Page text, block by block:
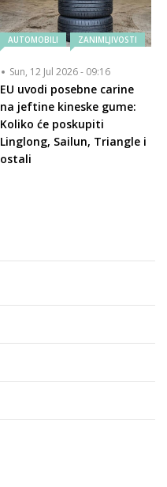
AUTOMOBILI ZANIMLJIVOSTI
Sun, 12 Jul 2026 - 09:16
EU uvodi posebne carine
na jeftine kineske gume:
Koliko će poskupiti
Linglong, Sailun, Triangle i
ostali